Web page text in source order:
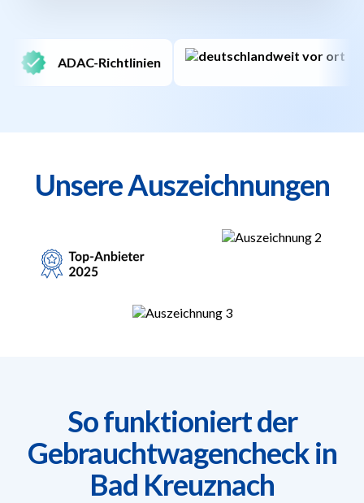
Deutschlandweit
Unsere Auszeichnungen
So funktioniert der
Gebrauchtwagencheck in
Bad Kreuznach